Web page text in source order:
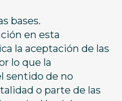
bases.
en esta
la aceptación de las
lo que la
sentido de no
o parte de las